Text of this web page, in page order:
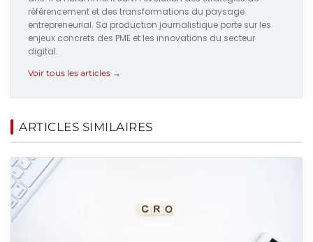
référencement et des transformations du paysage
entrepreneurial. Sa production journalistique porte sur les
enjeux concrets des PME et les innovations du secteur
digital.
Voir tous les articles →
ARTICLES SIMILAIRES